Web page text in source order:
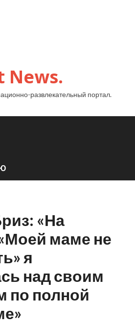
News.
развлекательный портал.
«На
маме не
я
над своим
полной